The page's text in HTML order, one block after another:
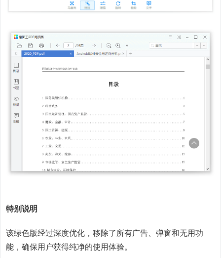
特别说明
该绿色版经过深度优化，移除了所有广告、弹窗和无用功
能，确保用户获得纯净的使用体验。